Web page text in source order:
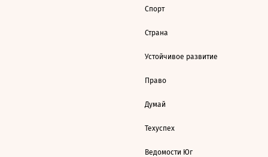
Спорт
Страна
Устойчивое развитие
Право
Думай
Техуспех
Ведомости Юг